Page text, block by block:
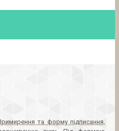
та форму підписання,